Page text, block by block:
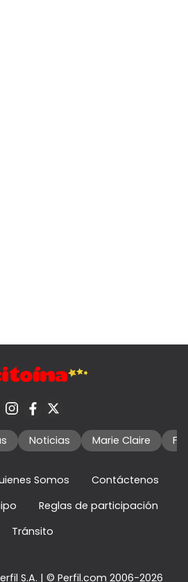
Noticias Marie Claire
Somos
Contáctenos
Reglas de participación
Tránsito
S.A. | © Perfil.com 2006-2026